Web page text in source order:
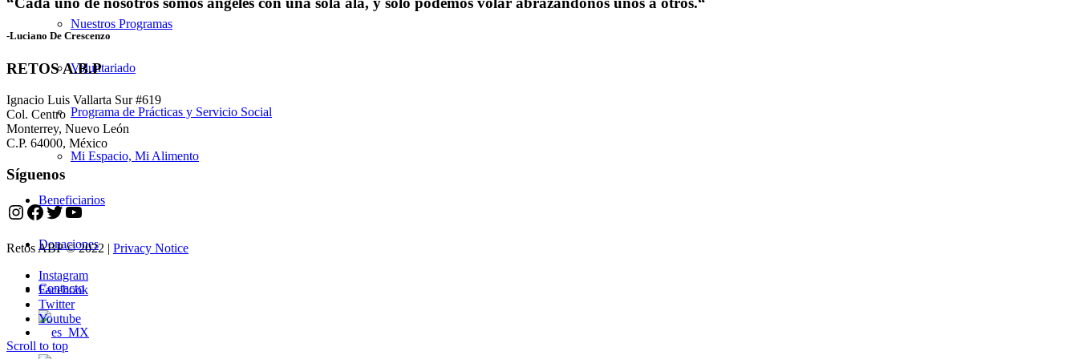
Nuestros Programas
Voluntariado
Programa de Prácticas y Servicio Social
Mi Espacio, Mi Alimento
Beneficiarios
Donaciones
Contacto
-Luciano De Crescenzo
RETOS A.B.P
Ignacio Luis Vallarta Sur #619
Col. Centro
Monterrey, Nuevo León
C.P. 64000, México
Síguenos
Instagram
Facebook
Twitter
YouTube
Retos ABP © 2022 | Privacy Notice
Instagram
Facebook
Twitter
Youtube
Scroll to top